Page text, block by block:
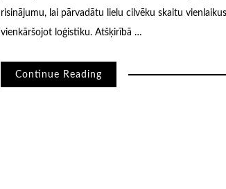
risinājumu, lai pārvadātu lielu cilvēku skaitu
vienkāršojot loģistiku. Atšķirībā …
Continue Reading